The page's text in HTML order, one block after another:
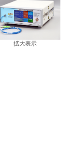
拡大表示